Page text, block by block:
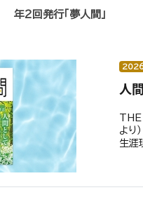
年2回発行「夢人間」
人
より）
生涯